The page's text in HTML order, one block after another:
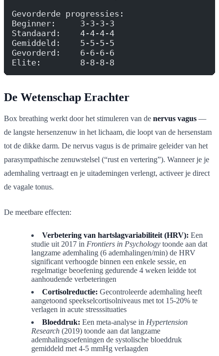
Gevorderde progressies:
Beginner:     3-3-3-3
Standaard:    4-4-4-4
Gemiddeld:    5-5-5-5
Gevorderd:    6-6-6-6
Elite:        8-8-8-8
De Wetenschap Erachter
Box breathing werkt door het stimuleren van de nervus vagus —
de langste hersenzenuw in het lichaam, die loopt van de hersenstam
tot de dikke darm. De nervus vagus is de primaire geleider van het
parasympathische zenuwstelsel (“rust en vertering”). Wanneer je je
ademhaling vertraagt en je uitademingen verlengt, activeer je direct
de vagale tonus.
De meetbare effecten:
Verbetering van hartslagvariabiliteit (HRV): Een
studie uit 2017 in Frontiers in Psychology toonde aan dat
langzame ademhaling (6 ademhalingen/min) de HRV
significant verhoogde binnen een enkele sessie, en
regelmatige beoefening gedurende 4 weken leidde tot
aanhoudende verbeteringen
Cortisolreductie: Gecontroleerde ademhaling heeft
aangetoond speekselcortisolniveaus met tot 15-20% te
verlagen in acute stresssituaties
Bloeddruk: Een meta-analyse in Hypertension
Research (2019) toonde aan dat langzame
ademhalingsoefeningen de systolische bloeddruk
gemiddeld met 4-5 mmHg verlaagden